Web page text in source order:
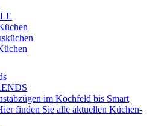
im Kochfeld bis Smart
finden Sie alle aktuellen Küchen-